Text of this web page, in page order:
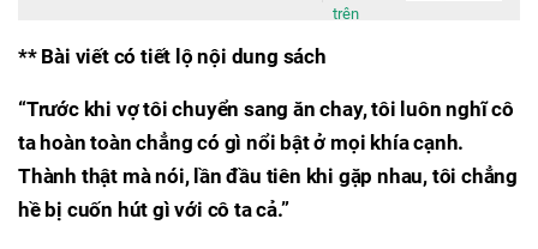
trên
** Bài viết có tiết lộ nội dung sách
“Trước khi vợ tôi chuyển sang ăn chay, tôi luôn nghĩ cô
ta hoàn toàn chẳng có gì nổi bật ở mọi khía cạnh.
Thành thật mà nói, lần đầu tiên khi gặp nhau, tôi chẳng
hề bị cuốn hút gì với cô ta cả.”